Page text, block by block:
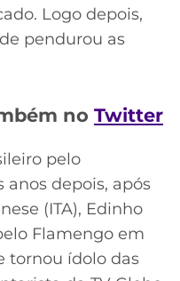
Logo depois,
pendurou as
no Twitter
pelo
anos depois, após
(ITA), Edinho
Flamengo em
tornou ídolo das